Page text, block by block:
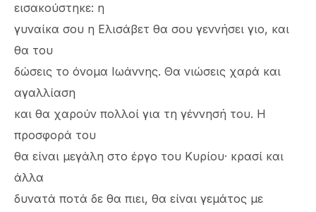
εισακούστηκε: η
γυναίκα σου η Ελισάβετ θα σου γεννήσει γιο, και
θα του
δώσεις το όνομα Ιωάννης. Θα νιώσεις χαρά και
αγαλλίαση
και θα χαρούν πολλοί για τη γέννησή του. Η
προσφορά του
θα είναι μεγάλη στο έργο του Κυρίου· κρασί και
άλλα
δυνατά ποτά δε θα πιει, θα είναι γεμάτος με